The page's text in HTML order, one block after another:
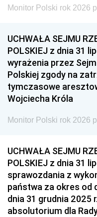
Monitor Polski rok 2026
UCHWAŁA SEJMU
POLSKIEJ z dnia 31
wyrażenia przez
Polskiej zgody na
tymczasowe
Wojciecha Króla
Monitor Polski rok 2026
UCHWAŁA SEJMU
POLSKIEJ z dnia 31
sprawozdania z
państwa za okres od
dnia 31 grudnia 2025
absolutorium dla